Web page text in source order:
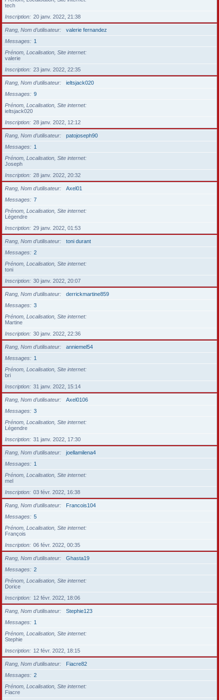
tech
Inscription
20 janv. 2022, 21:38
Rang, Nom d’utilisateur
valerie fernandez
Messages
1
Prénom, Localisation, Site internet
valerie
Inscription
23 janv. 2022, 22:35
Rang, Nom d’utilisateur
ieltsjack020
Messages
9
Prénom, Localisation, Site internet
ieltsjack020
Inscription
28 janv. 2022, 12:12
Rang, Nom d’utilisateur
patojoseph90
Messages
1
Prénom, Localisation, Site internet
Joseph
Inscription
28 janv. 2022, 20:32
Rang, Nom d’utilisateur
Axel01
Messages
7
Prénom, Localisation, Site internet
Légendre
Inscription
29 janv. 2022, 01:53
Rang, Nom d’utilisateur
toni durant
Messages
2
Prénom, Localisation, Site internet
toni
Inscription
30 janv. 2022, 20:07
Rang, Nom d’utilisateur
derrickmartine859
Messages
3
Prénom, Localisation, Site internet
Martine
Inscription
30 janv. 2022, 22:36
Rang, Nom d’utilisateur
anniemel54
Messages
1
Prénom, Localisation, Site internet
bri
Inscription
31 janv. 2022, 15:14
Rang, Nom d’utilisateur
Axel0106
Messages
3
Prénom, Localisation, Site internet
Légendre
Inscription
31 janv. 2022, 17:30
Rang, Nom d’utilisateur
joellamilena4
Messages
1
Prénom, Localisation, Site internet
mel
Inscription
03 févr. 2022, 16:38
Rang, Nom d’utilisateur
Francois104
Messages
5
Prénom, Localisation, Site internet
François
Inscription
06 févr. 2022, 00:35
Rang, Nom d’utilisateur
Ghasta19
Messages
2
Prénom, Localisation, Site internet
Dorice
Inscription
12 févr. 2022, 18:06
Rang, Nom d’utilisateur
Stephie123
Messages
1
Prénom, Localisation, Site internet
Stephie
Inscription
12 févr. 2022, 18:15
Rang, Nom d’utilisateur
Fiacre82
Messages
2
Prénom, Localisation, Site internet
Fiacre